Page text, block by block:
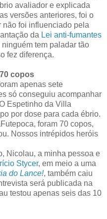
avaliador e explicada
versões anteriores, foi o
não foi influenciado pela
da Lei anti-fumantes
tem paladar tão
fez diferença.
copos
apenas sete
só conseguiu acompanhar
Espetinho da Villa
por dose para cada ébrio.
foram 70 copos,
Nossos intrépidos heróis
Nicolau, a minha pessoa e
Stycer, em meio a uma
do Lance!, também caiu
será publicada na
testou apenas seis das 10